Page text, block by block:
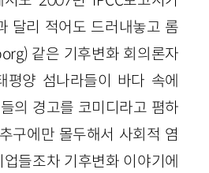
달리 적어도 드러내놓고 롬
같은 기후변화 회의론자
평양 섬나라들이 바다 속에
의 경고를 코미디라고 폄하
구에만 몰두해서 사회적 염
들조차 기후변화 이야기에